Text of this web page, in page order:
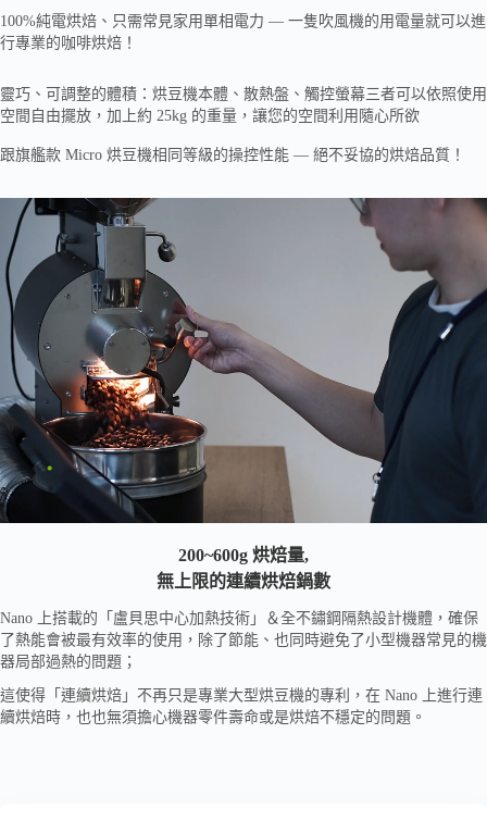
100%純電烘焙、只需常見家用單相電力 — 一隻吹風機的用電量就可以進
行專業的咖啡烘焙！
靈巧、可調整的體積：烘豆機本體、散熱盤、觸控螢幕三者可以依照使用
空間自由擺放，加上約 25kg 的重量，讓您的空間利用隨心所欲
跟旗艦款 Micro 烘豆機相同等級的操控性能 — 絕不妥協的烘焙品質！
200~600g 烘焙量,
無上限的連續烘焙鍋數
Nano 上搭載的「盧貝思中心加熱技術」＆全不鏽鋼隔熱設計機體，確保
了熱能會被最有效率的使用，除了節能、也同時避免了小型機器常見的機
器局部過熱的問題；
這使得「連續烘焙」不再只是專業大型烘豆機的專利，在 Nano 上進行連
續烘焙時，也也無須擔心機器零件壽命或是烘焙不穩定的問題。